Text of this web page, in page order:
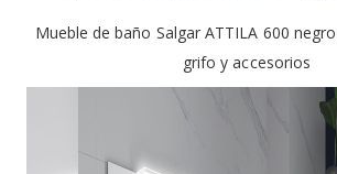
Mueble de baño Salgar ATTILA 600
grifo y accesorios